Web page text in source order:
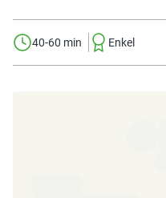
40-60 min Enkel